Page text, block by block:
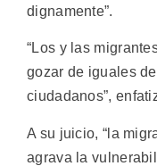
dignamente”.
“Los y las
gozar de iguales
ciudadanos”,
A su juicio, “la
agrava la